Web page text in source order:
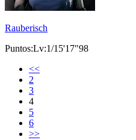
Rauberisch
Puntos:Lv:1/15'17"98
<<
2
3
4
5
6
>>